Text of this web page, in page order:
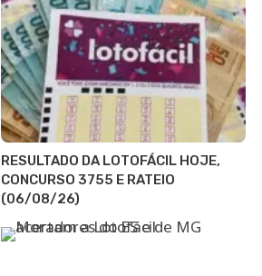
RESULTADO DA LOTOFÁCIL HOJE,
CONCURSO 3755 E RATEIO
(06/08/26)